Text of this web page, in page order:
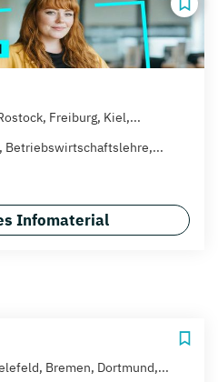
Freiburg, Kiel,...
Betriebswirtschaftslehre,...
Infomaterial
Bremen, Dortmund,...